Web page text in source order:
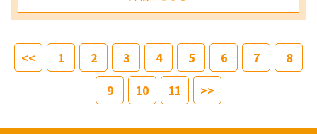
<< 1 2 3 4 5 6 7
8
9
10 11 >>